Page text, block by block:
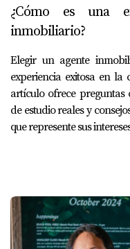
¿Cómo es una
inmobiliario?
Elegir un agente
experiencia exitosa en la
artículo ofrece preguntas
de estudio reales y
que represente sus